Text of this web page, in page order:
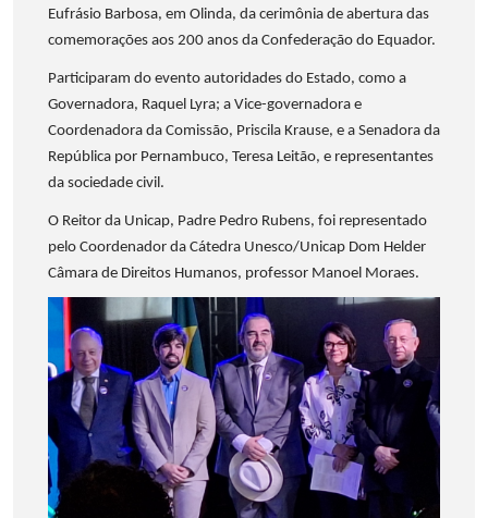
Eufrásio Barbosa, em Olinda, da cerimônia de abertura das
comemorações aos 200 anos da Confederação do Equador.
Participaram do evento autoridades do Estado, como a
Governadora, Raquel Lyra; a Vice-governadora e
Coordenadora da Comissão, Priscila Krause, e a Senadora da
República por Pernambuco, Teresa Leitão, e representantes
da sociedade civil.
O Reitor da Unicap, Padre Pedro Rubens, foi representado
pelo Coordenador da Cátedra Unesco/Unicap Dom Helder
Câmara de Direitos Humanos, professor Manoel Moraes.